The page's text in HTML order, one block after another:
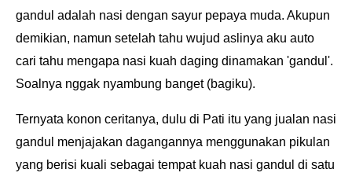
gandul adalah nasi dengan sayur pepaya muda. Akupun
demikian, namun setelah tahu wujud aslinya aku auto
cari tahu mengapa nasi kuah daging dinamakan 'gandul'.
Soalnya nggak nyambung banget (bagiku).
Ternyata konon ceritanya, dulu di Pati itu yang jualan nasi
gandul menjajakan dagangannya menggunakan pikulan
yang berisi kuali sebagai tempat kuah nasi gandul di satu